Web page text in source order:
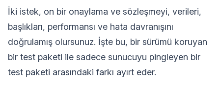
İki istek, on bir onaylama ve sözleşmeyi, verileri,
başlıkları, performansı ve hata davranışını
doğrulamış olursunuz. İşte bu, bir sürümü koruyan
bir test paketi ile sadece sunucuyu pingleyen bir
test paketi arasındaki farkı ayırt eder.